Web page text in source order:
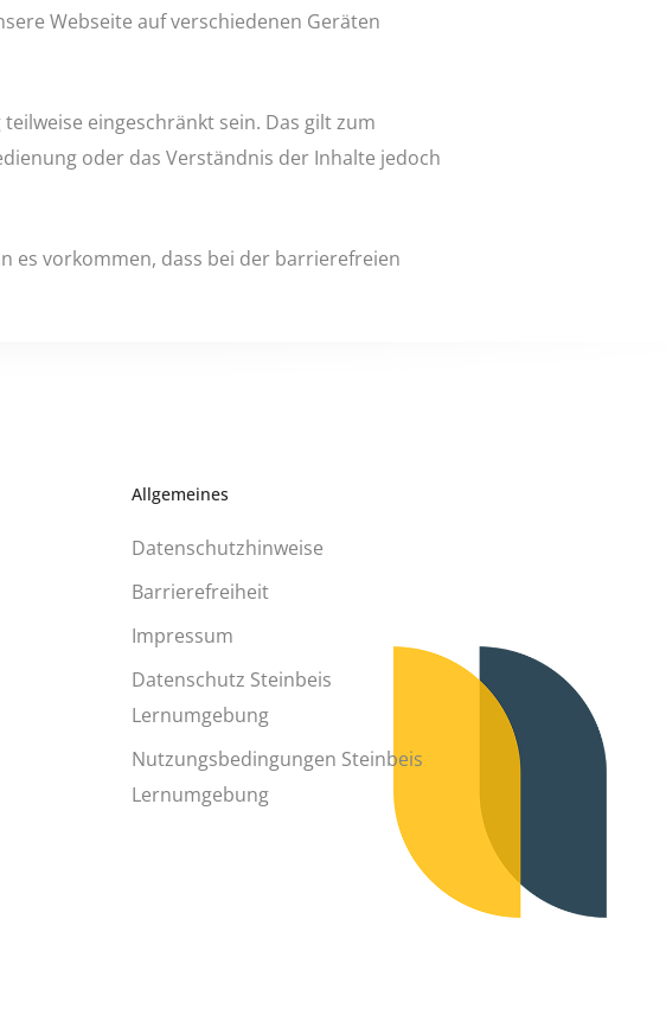
Webseite auf verschiedenen Geräten
eingeschränkt sein. Das gilt zum
oder das Verständnis der Inhalte jedoch
es vorkommen, dass bei der barrierefreien
Allgemeines
Datenschutzhinweise
Barrierefreiheit
Impressum
Datenschutz Steinbeis
Lernumgebung
Nutzungsbedingungen Steinbeis
Lernumgebung